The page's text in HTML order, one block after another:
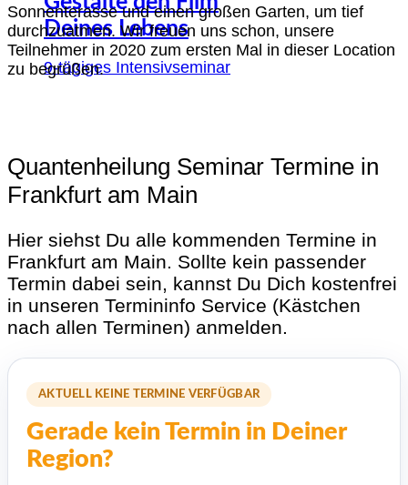
Deines Lebens
9-tägiges Intensivseminar
Sonnenterasse und einen großen Garten, um tief
durchzuatmen. Wir freuen uns schon, unsere
Teilnehmer in 2020 zum ersten Mal in dieser Location
zu begrüßen.
Quantenheilung Seminar Termine in
Frankfurt am Main
Hier siehst Du alle kommenden Termine in
Frankfurt am Main. Sollte kein passender
Termin dabei sein, kannst Du Dich kostenfrei
in unseren Termininfo Service (Kästchen
nach allen Terminen) anmelden.
AKTUELL KEINE TERMINE VERFÜGBAR
Gerade kein Termin in Deiner
Region?